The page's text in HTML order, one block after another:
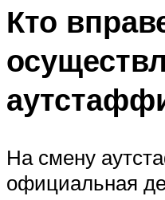
Кто
На смену
официальная